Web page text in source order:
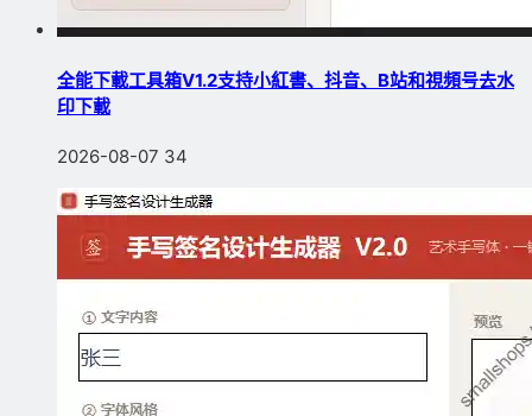
全能下載工具箱V1.2支持小紅書、抖音、B站和視頻号去水
印下載
2026-08-07 34